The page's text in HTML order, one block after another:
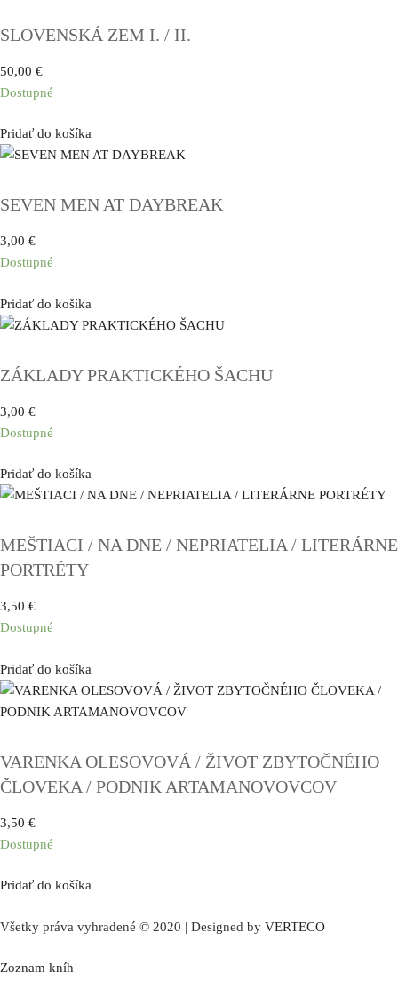
SLOVENSKÁ ZEM I. / II.
50,00 €
Dostupné
Pridať do košíka
SEVEN MEN AT DAYBREAK
3,00 €
Dostupné
Pridať do košíka
ZÁKLADY PRAKTICKÉHO ŠACHU
3,00 €
Dostupné
Pridať do košíka
MEŠTIACI / NA DNE / NEPRIATELIA / LITERÁRNE
PORTRÉTY
3,50 €
Dostupné
Pridať do košíka
VARENKA OLESOVOVÁ / ŽIVOT ZBYTOČNÉHO
ČLOVEKA / PODNIK ARTAMANOVOVCOV
3,50 €
Dostupné
Pridať do košíka
Všetky práva vyhradené © 2020 | Designed by VERTECO
Zoznam kníh